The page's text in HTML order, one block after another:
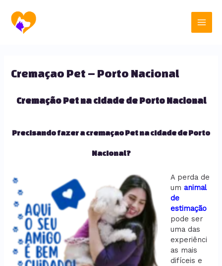
para
conteúdo
Main
Cremaçao Pet – Porto Nacional
Cremação Pet na cidade de Porto Nacional
Precisando fazer a cremaçao Pet na cidade de Porto
Nacional?
A perda de
umanimal
de
estimação
pode ser
uma das
experiênci
as mais
difíceis e